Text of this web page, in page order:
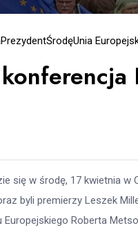
PrezydentŚrodęUnia
się w środę, 17 kwietnia w
byli premierzy Leszek
Roberta